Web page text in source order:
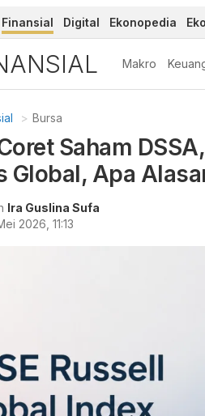
Finansial Digital Ekonopedia
Makro
Bursa
Saham
Global, Apa
Ira Guslina Sufa
2026, 11:13